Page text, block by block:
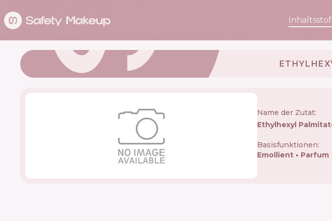
Name der Zutat:
Ethylhexyl
Basisfunktionen:
Emollient
Parfum